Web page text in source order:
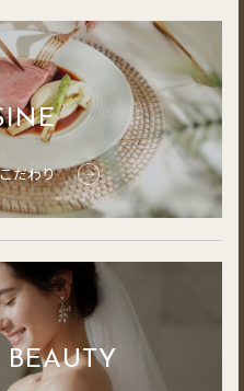
だわり
BEAUTY